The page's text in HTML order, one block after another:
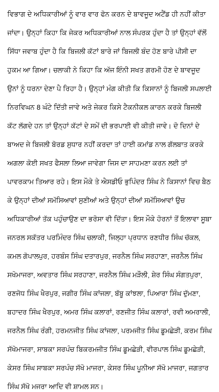
ਵਿਭਾਗ ਦੇ ਅਧਿਕਾਰੀਆਂ ਨੂੰ ਵਾਰ ਵਾਰ ਫੋਨ ਕਰਨ ਦੇ ਬਾਵਜੂਦ ਅਟੈਂਡ ਹੀ ਨਹੀਂ ਕੀਤਾ
ਜਾਂਦਾ। ਉਨ੍ਹਾਂ ਕਿਹਾ ਕਿ ਜੇਕਰ ਅਧਿਕਾਰੀਆਂ ਨਾਲ ਸੰਪਰਕ ਹੁੰਦਾ ਹੈ ਤਾਂ ਉਨ੍ਹਾਂ ਵੱਲੋਂ
ਸਿੱਧਾ ਜਵਾਬ ਹੁੰਦਾ ਹੈ ਕਿ ਬਿਜਲੀ ਕੱਟਾਂ ਬਾਰੇ ਜਾਂ ਬਿਜਲੀ ਬੰਦ ਹੋਣ ਬਾਰੇ ਪੀਸੀ ਦਾ
ਹੁਕਮ ਆ ਗਿਆ। ਚਲਾਕੀ ਨੇ ਕਿਹਾ ਕਿ ਅੱਜ ਇੰਨੀ ਸਖਤ ਗਰਮੀ ਹੋਣ ਦੇ ਬਾਵਜੂਦ
ਉਨਾਂ ਨੂੰ ਧਰਨਾ ਦੇਣਾ ਪੈ ਰਿਹਾ ਹੈ। ਉਨ੍ਹਾਂ ਮੰਗ ਕੀਤੀ ਕਿ ਕਿਸਾਨਾਂ ਨੂੰ ਬਿਜਲੀ ਸਪਲਾਈ
ਨਿਰਵਿਘਨ 8 ਘੰਟੇ ਦਿੱਤੀ ਜਾਵੇ ਅਤੇ ਜੇਕਰ ਕਿਸੇ ਟੈਕਨੀਕਲ ਕਾਰਨ ਕਰਕੇ ਬਿਜਲੀ
ਕੱਟ ਲੱਗਦੇ ਹਨ ਤਾਂ ਉਨ੍ਹਾਂ ਕੱਟਾਂ ਦੇ ਸਮੇਂ ਦੀ ਭਰਪਾਈ ਵੀ ਕੀਤੀ ਜਾਵੇ। ਦੋ ਦਿਨਾਂ ਦੇ
ਬਾਅਦ ਜੇ ਬਿਜਲੀ ਬੋਰਡ ਸੁਧਾਰ ਨਹੀਂ ਕਰਦਾ ਤਾਂ ਹਾਈ ਕਮਾਂਡ ਨਾਲ ਗੱਲਬਾਤ ਕਰਕੇ
ਅਗਲਾ ਕੋਈ ਸਖਤ ਫੈਸਲਾ ਲਿਆ ਜਾਵੇਗਾ ਜਿਸ ਦਾ ਸਾਹਮਣਾ ਕਰਨ ਲਈ ਤਾਂ
ਪਾਵਰਕਾਮ ਤਿਆਰ ਰਹੇ।ਇਸ ਮੌਕੇ ਤੇ ਐਸਡੀਓ ਭੁਪਿੰਦਰ ਸਿੰਘ ਨੇ ਕਿਸਾਨਾਂ ਵਿਚ ਬੈਠ
ਕੇ ਉਨ੍ਹਾਂ ਦੀਆਂ ਸਮੱਸਿਆਵਾਂ ਸੁਣੀਆਂ ਅਤੇ ਉਨ੍ਹਾਂ ਦੀਆਂ ਸਮੱਸਿਆਵਾਂ ਉਚ
ਅਧਿਕਾਰੀਆਂ ਤੱਕ ਪਹੁੰਚਾਉਣ ਦਾ ਭਰੋਸਾ ਵੀ ਦਿੱਤਾ। ਇਸ ਮੌਕੇ ਹੋਰਨਾਂ ਤੋਂ ਇਲਾਵਾ ਸੂਬਾ
ਜਨਰਲ ਸਕੱਤਰ ਪਰਮਿੰਦਰ ਸਿੰਘ ਚਲਾਕੀ, ਜਿਲ੍ਹਾ ਪ੍ਰਧਾਨ ਰਣਧੀਰ ਸਿੰਘ ਚੱਕਲ,
ਕਮਲ ਗੋਪਾਲਪੁਰ, ਹਰਬੰਸ ਸਿੰਘ ਦਤਾਰਪੁਰ, ਜਰਨੈਲ ਸਿੰਘ ਸਰਹਾਣਾ, ਜਰਨੈਲ ਸਿੰਘ
ਸਖੋਮਾਜਰਾ, ਅਵਤਾਰ ਸਿੰਘ ਸਰਹਾਣਾ, ਜਰਨੈਲ ਸਿੰਘ ਮੜੌਲੀ, ਸ਼ੇਰ ਸਿੰਘ ਸੰਗਤਪੁਰਾ,
ਰਣਜੋਧ ਸਿੰਘ ਖੈਰਪੁਰ, ਜਗੀਰ ਸਿੰਘ ਕਾਂਜਲਾ, ਬੱਬੂ ਕਾਂਝਲਾ, ਪਿਆਰਾ ਸਿੰਘ ਦੁੱਮਣਾ,
ਬਹਾਦਰ ਸਿੰਘ ਖੈਰਪੁਰ, ਅਮਰ ਸਿੰਘ ਕਲਾਰਾਂ, ਰਣਜੀਤ ਸਿੰਘ ਕਲਾਰਾਂ, ਰਵੀ ਅਮਰਾਲੀ,
ਜਰਨੈਲ ਸਿੰਘ ਰੰਗੀ, ਹਰਮਨਜੀਤ ਸਿੰਘ ਕਾਂਜਲਾ, ਪਰਮਜੀਤ ਸਿੰਘ ਡੂਮਛੇੜੀ, ਕਰਮ ਸਿੰਘ
ਸੱਖੋਮਾਜਰਾ, ਸਾਬਕਾ ਸਰਪੰਚ ਬਿਕਰਮਜੀਤ ਸਿੰਘ ਡੂਮਛੇੜੀ, ਵੀਰਪਾਲ ਸਿੰਘ ਡੂਮਛੇੜੀ,
ਕੇਸਰ ਸਿੰਘ ਸਾਬਕਾ ਸਰਪੰਚ ਸੱਖੋ ਮਾਜਰਾ, ਕੇਸਰ ਸਿੰਘ ਪੂਨੀਆ ਸੱਖੋ ਮਾਜਰਾ, ਜਗਤਾਰ
ਸਿੰਘ ਸੱਖੋ ਮਜਰਾ ਆਦਿ ਵੀ ਸ਼ਾਮਲ ਸਨ।